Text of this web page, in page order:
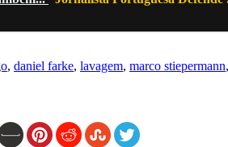
, daniel farke, lavagem, marco stiepermann,